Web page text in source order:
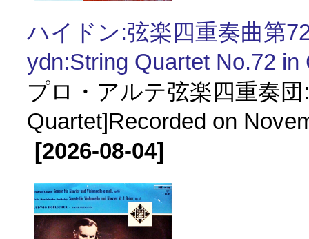
ハイドン:弦楽四重奏曲第
ydn:String Quartet No.72
プロ・アルテ弦楽四重奏
Quartet]Recorded on
[2026-08-04]